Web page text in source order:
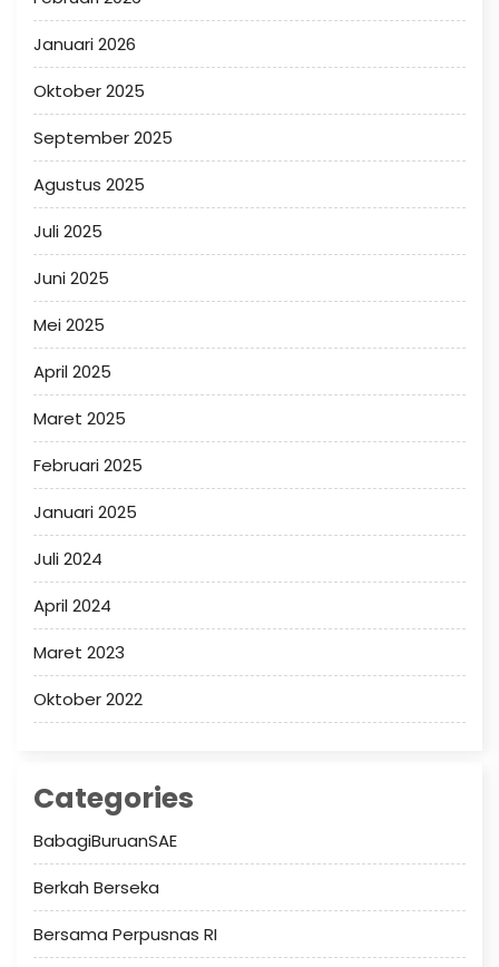
Januari 2026
Oktober 2025
September 2025
Agustus 2025
Juli 2025
Juni 2025
Mei 2025
April 2025
Maret 2025
Februari 2025
Januari 2025
Juli 2024
April 2024
Maret 2023
Oktober 2022
Categories
BabagiBuruanSAE
Berkah Berseka
Bersama Perpusnas RI